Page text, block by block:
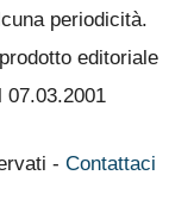
periodicità.
editoriale
07.03.2001
- Contattaci